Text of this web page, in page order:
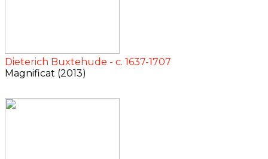
Dieterich Buxtehude - c. 1637-1707
Magnificat (2013)